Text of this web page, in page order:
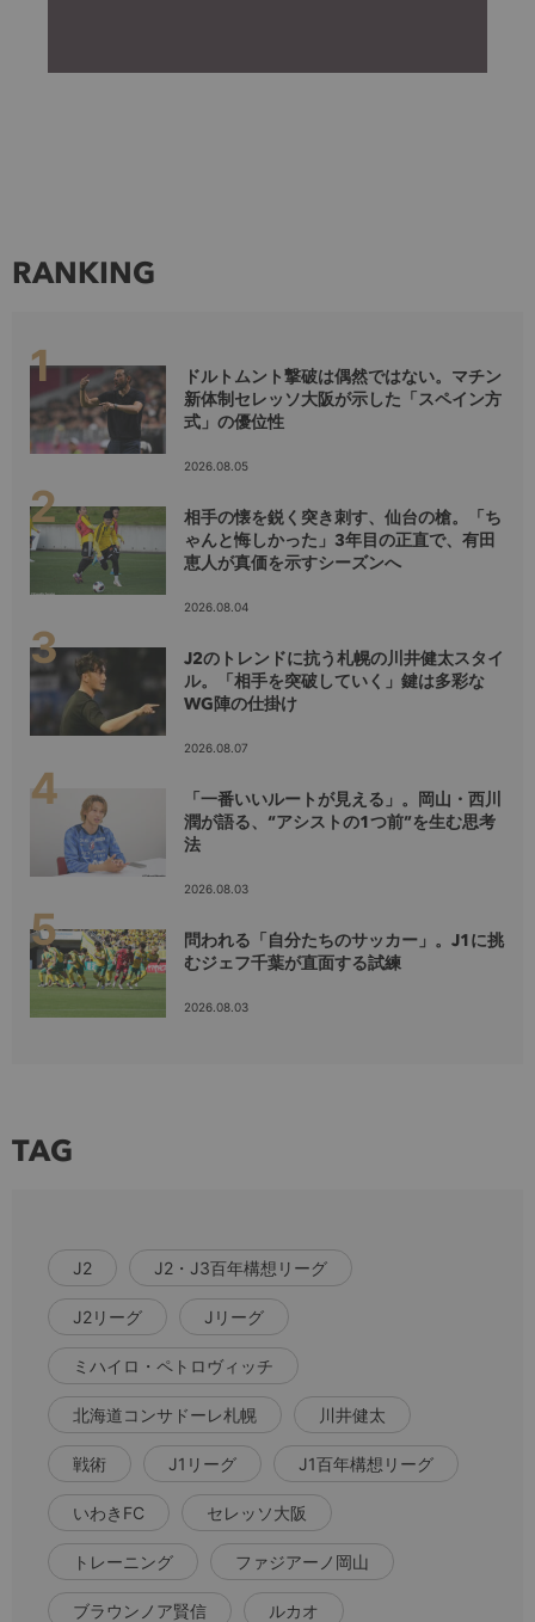
RANKING
ドルトムント撃破は偶然ではない。マチン
新体制セレッソ大阪が示した「スペイン方
式」の優位性
2026.08.05
相手の懐を鋭く突き刺す、仙台の槍。「ち
ゃんと悔しかった」3年目の正直で、有田
恵人が真価を示すシーズンへ
2026.08.04
J2のトレンドに抗う札幌の川井健太スタイ
ル。「相手を突破していく」鍵は多彩な
WG陣の仕掛け
2026.08.07
「一番いいルートが見える」。岡山・西川
潤が語る、“アシストの1つ前”を生む思考
法
2026.08.03
問われる「自分たちのサッカー」。J1に挑
むジェフ千葉が直面する試練
2026.08.03
TAG
J2 J2・J3百年構想リーグ
J2リーグ Jリーグ
ミハイロ・ペトロヴィッチ
北海道コンサドーレ札幌 川井健太
戦術 J1リーグ J1百年構想リーグ
いわきFC セレッソ大阪
トレーニング ファジアーノ岡山
ブラウンノア賢信 ルカオ